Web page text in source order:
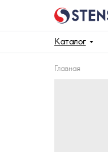
Главная
Каталог